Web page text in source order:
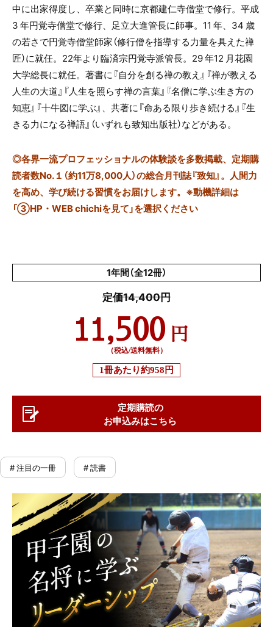
中に出家得度し、卒業と同時に京都建仁寺僧堂で修行。平成
3 年円覚寺僧堂で修行、足立大進管長に師事。11 年、34 歳
の若さで円覚寺僧堂師家（修行僧を指導する力量を具えた禅
匠）に就任。22年より臨済宗円覚寺派管長。29 年12 月花園
大学総長に就任。著書に『自分を創る禅の教え』『禅が教える
人生の大道』『人生を照らす禅の言葉』『名僧に学ぶ生き方の
知恵』『十牛図に学ぶ』、共著に『命ある限り歩き続ける』『生
きる力になる禅語』（いずれも致知出版社）などがある。
◎各界一流プロフェッショナルの体験談を多数掲載、定期購
読者数No.１（約11万8,000人）の総合月刊誌『致知』。人間力
を高め、学び続ける習慣をお届けします。※動機詳細は
「③HP・WEB chichiを見て」を選択ください
1年間（全12冊）
定価14,400円
11,500 円
（税込/送料無料）
1冊あたり約958円
定期購読の
お申込みはこちら
# 注目の一冊 # 読書